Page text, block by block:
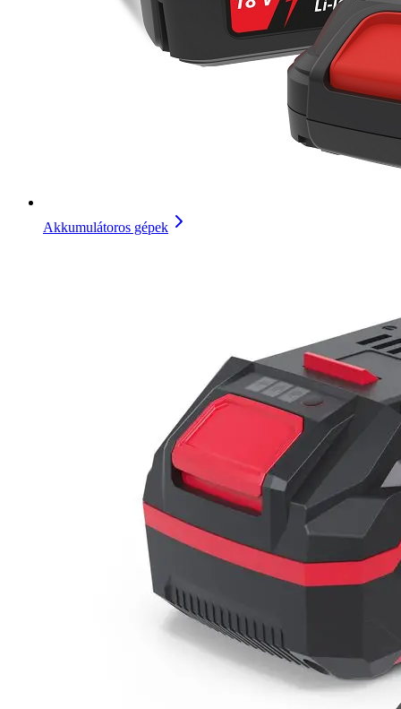
Akkumulátoros gépek